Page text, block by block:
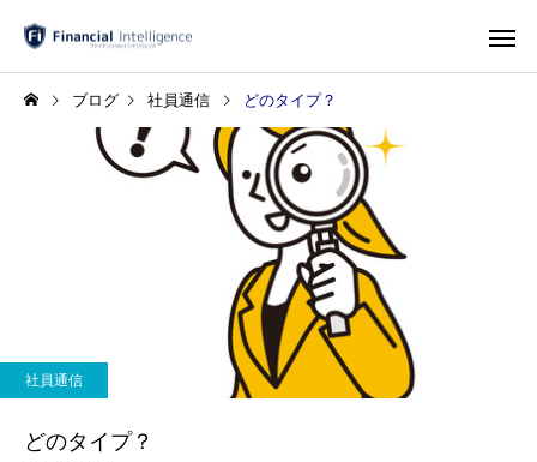
ブログ 社員通信 どのタイプ？
社員通信
どのタイプ？